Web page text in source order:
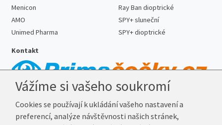
Menicon
AMO
Unimed Pharma
Ray Ban dioptrické
SPY+ sluneční
SPY+ dioptrické
Kontakt
E-mail:info@prima-cocky.cz
Reklamační adresa
Vážíme si vašeho soukromí
Cookies se používají k ukládání vašeho nastavení a
preferencí, analýze návštěvnosti našich stránek,